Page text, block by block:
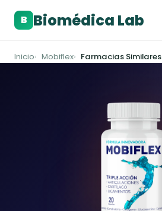
B Biomédica Lab
Inicio Mobiflex Farmacias Similares